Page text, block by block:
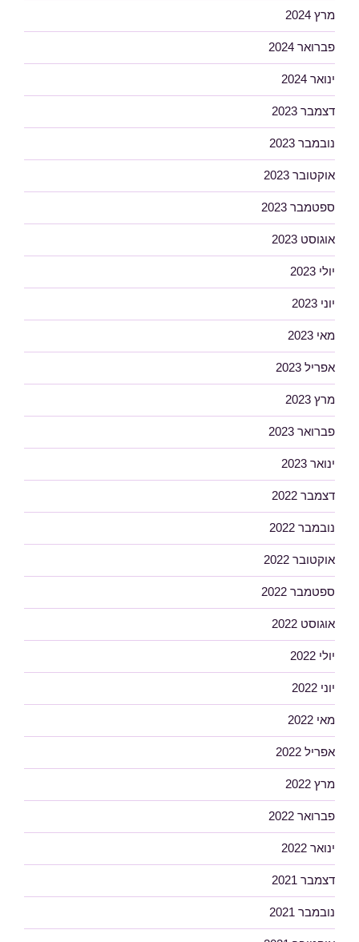
מרץ 2024
פברואר 2024
ינואר 2024
דצמבר 2023
נובמבר 2023
אוקטובר 2023
ספטמבר 2023
אוגוסט 2023
יולי 2023
יוני 2023
מאי 2023
אפריל 2023
מרץ 2023
פברואר 2023
ינואר 2023
דצמבר 2022
נובמבר 2022
אוקטובר 2022
ספטמבר 2022
אוגוסט 2022
יולי 2022
יוני 2022
מאי 2022
אפריל 2022
מרץ 2022
פברואר 2022
ינואר 2022
דצמבר 2021
נובמבר 2021